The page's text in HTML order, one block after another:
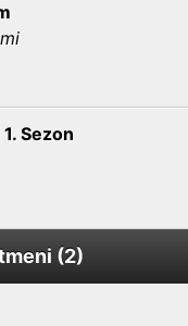
Sezon
(2)